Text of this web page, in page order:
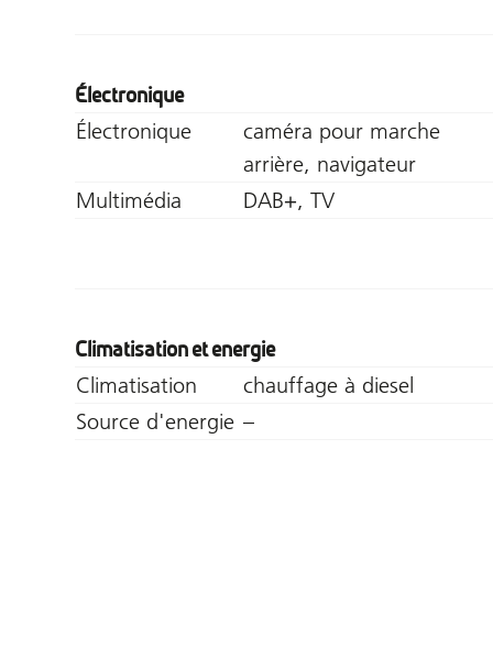
Électronique
Électronique
caméra pour marche
arrière, navigateur
Multimédia
DAB+, TV
Climatisation et energie
Climatisation
chauffage à diesel
Source d'energie –